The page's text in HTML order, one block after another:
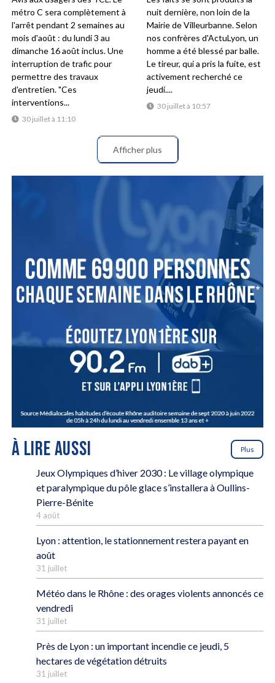
30 juillet à 11:10
métro C sera complètement à
l'arrêt pendant 2 semaines au
mois d'août : du lundi 3 au
dimanche 16 août inclus. Une
interruption de trafic pour
permettre des travaux
d'entretien. "Ces
interventions...
30 juillet à 10:57
nuit dernière, non loin de la
Mairie de Villeurbanne. Selon
nos confrères d'ActuLyon, un
homme a été blessé par balle.
Le tireur, qui a pris la fuite, est
activement recherché ce
jeudi....
Afficher plus
À LIRE AUSSI Plus
Jeux Olympiques d’hiver 2030 : Le village olympique
et paralympique du pôle glace s’installera à Oullins-
Pierre-Bénite
4 août
Lyon : attention, le stationnement restera payant en
août
31 juillet
Météo dans le Rhône : des orages violents annoncés ce
vendredi
31 juillet
Près de Lyon : un important incendie ce jeudi, 5
hectares de végétation détruits
31 juillet